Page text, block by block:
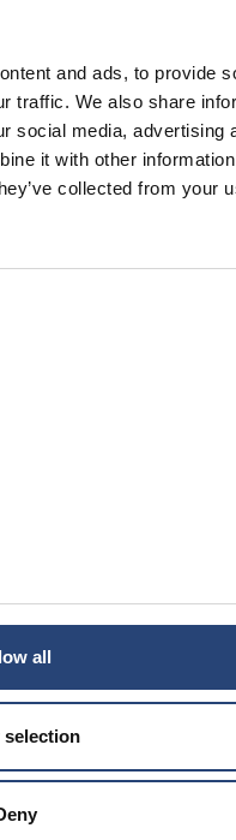
and ads, to provide
traffic. We also share
social media, advertising
it with other
collected from your
all